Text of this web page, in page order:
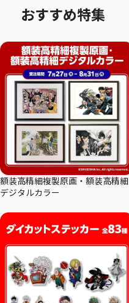
おすすめ特集
額装高精細複製原画・額装高精細
デジタルカラー